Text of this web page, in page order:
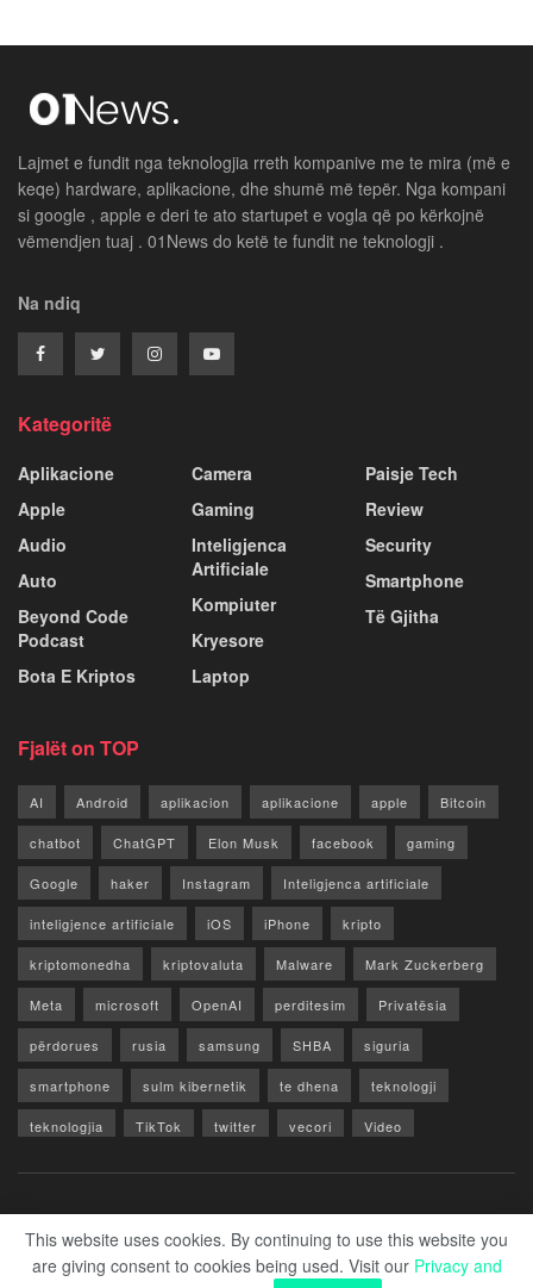
Lajmet e fundit nga teknologjia rreth kompanive me te mira (më e
keqe) hardware, aplikacione, dhe shumë më tepër. Nga kompani
si google , apple e deri te ato startupet e vogla që po kërkojnë
vëmendjen tuaj . 01News do ketë te fundit ne teknologji .
Na ndiq
Kategoritë
Aplikacione
Apple
Audio
Auto
Beyond Code
Podcast
Bota E Kriptos
Camera
Gaming
Inteligjenca
Artificiale
Kompiuter
Kryesore
Laptop
Paisje Tech
Review
Security
Smartphone
Të Gjitha
Fjalët on TOP
AI Android aplikacion aplikacione apple Bitcoin
chatbot ChatGPT Elon Musk facebook gaming
Google haker Instagram Inteligjenca artificiale
inteligjence artificiale iOS iPhone kripto
kriptomonedha kriptovaluta Malware Mark Zuckerberg
Meta microsoft OpenAI perditesim Privatësia
përdorues rusia samsung SHBA siguria
smartphone sulm kibernetik te dhena teknologji
teknologjia TikTok twitter vecori Video
© 2026 Zero1.al - Part of techzero1.com
This website uses cookies. By continuing to use this website you
are giving consent to cookies being used. Visit our Privacy and